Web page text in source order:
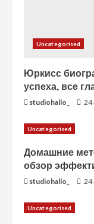
Uncategorised
Юркисс
успеха, все
studiohallo_ 24
Uncategorised
Домашние
обзор
studiohallo_ 24
Uncategorised